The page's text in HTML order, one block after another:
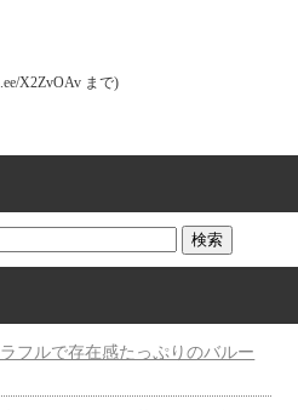
X2ZvOAv まで)
フルで存在感たっぷりのバルー